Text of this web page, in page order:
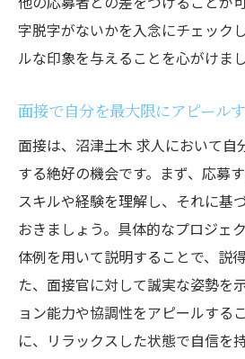
字脱字がないかを入念にチェック
ルな印象を与えることを心がけまし
面接で自分を最大限にアピール
面接は、沼津土木 求人において自
する絶好の機会です。まず、応募
スキルや経験を理解し、それに基
おきましょう。具体的なプロジェ
体例を用いて説明することで、説
た、面接官に対して誠実な姿勢を
ョン能力や協調性をアピールする
に、リラックスした状態で自信を